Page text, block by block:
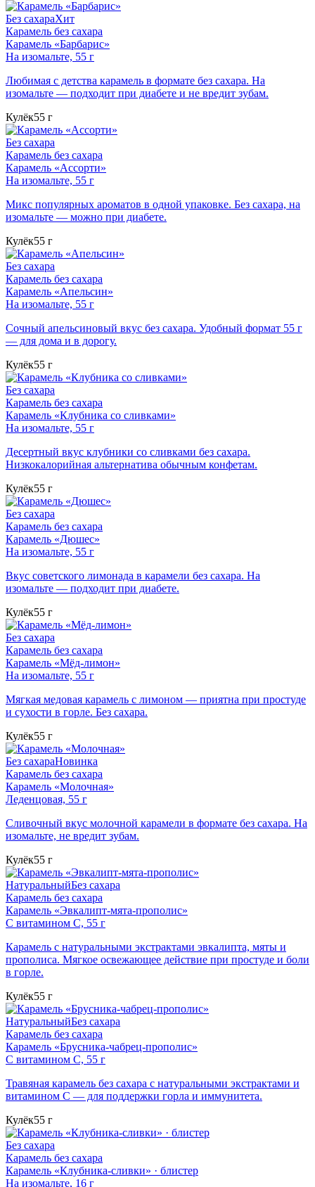
Без сахараХит
Карамель без сахара
Карамель «Барбарис»
На изомальте, 55 г
Любимая с детства карамель в формате без сахара. На
изомальте — подходит при диабете и не вредит зубам.
Кулёк55 г
Без сахара
Карамель без сахара
Карамель «Ассорти»
На изомальте, 55 г
Микс популярных ароматов в одной упаковке. Без сахара, на
изомальте — можно при диабете.
Кулёк55 г
Без сахара
Карамель без сахара
Карамель «Апельсин»
На изомальте, 55 г
Сочный апельсиновый вкус без сахара. Удобный формат 55 г
— для дома и в дорогу.
Кулёк55 г
Без сахара
Карамель без сахара
Карамель «Клубника со сливками»
На изомальте, 55 г
Десертный вкус клубники со сливками без сахара.
Низкокалорийная альтернатива обычным конфетам.
Кулёк55 г
Без сахара
Карамель без сахара
Карамель «Дюшес»
На изомальте, 55 г
Вкус советского лимонада в карамели без сахара. На
изомальте — подходит при диабете.
Кулёк55 г
Без сахара
Карамель без сахара
Карамель «Мёд-лимон»
На изомальте, 55 г
Мягкая медовая карамель с лимоном — приятна при простуде
и сухости в горле. Без сахара.
Кулёк55 г
Без сахараНовинка
Карамель без сахара
Карамель «Молочная»
Леденцовая, 55 г
Сливочный вкус молочной карамели в формате без сахара. На
изомальте, не вредит зубам.
Кулёк55 г
НатуральныйБез сахара
Карамель без сахара
Карамель «Эвкалипт-мята-прополис»
С витамином C, 55 г
Карамель с натуральными экстрактами эвкалипта, мяты и
прополиса. Мягкое освежающее действие при простуде и боли
в горле.
Кулёк55 г
НатуральныйБез сахара
Карамель без сахара
Карамель «Брусника-чабрец-прополис»
С витамином C, 55 г
Травяная карамель без сахара с натуральными экстрактами и
витамином C — для поддержки горла и иммунитета.
Кулёк55 г
Без сахара
Карамель без сахара
Карамель «Клубника-сливки» · блистер
На изомальте, 16 г